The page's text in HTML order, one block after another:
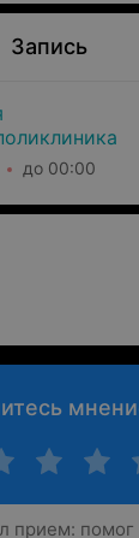
Запись
до 00:00